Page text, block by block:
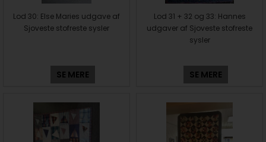
Lod 30: Else Maries udgave af
Sjoveste stofreste sysler
SE MERE
Lod 31 + 32 og 33: Hannes
udgaver af Sjoveste stofreste
sysler
SE MERE